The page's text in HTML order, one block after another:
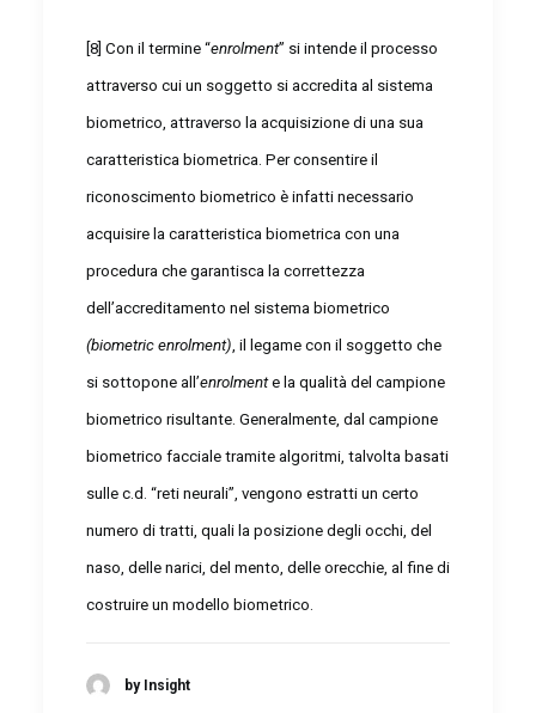
[8] Con il termine “enrolment” si intende il processo
attraverso cui un soggetto si accredita al sistema
biometrico, attraverso la acquisizione di una sua
caratteristica biometrica. Per consentire il
riconoscimento biometrico è infatti necessario
acquisire la caratteristica biometrica con una
procedura che garantisca la correttezza
dell’accreditamento nel sistema biometrico
(biometric enrolment), il legame con il soggetto che
si sottopone all’enrolmente la qualità del campione
biometrico risultante. Generalmente, dal campione
biometrico facciale tramite algoritmi, talvolta basati
sulle c.d. “reti neurali”, vengono estratti un certo
numero di tratti, quali la posizione degli occhi, del
naso, delle narici, del mento, delle orecchie, al fine di
costruire un modello biometrico.
by Insight